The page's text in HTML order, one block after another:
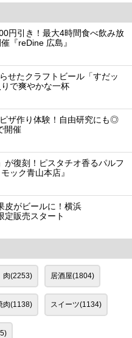
円引き！最大4時間食べ飲み放
『reDine 広島』
せたクラフトビール「すだッ
で爽やかな一杯
ザ作り体験！自由研究にも◎
開催
が復刻！ピスタチオ香るパルフ
ック青山本店』
皮がビールに！横浜
定販売スタート
肉(2253) 居酒屋(1804)
肉(1138) スイーツ(1134)